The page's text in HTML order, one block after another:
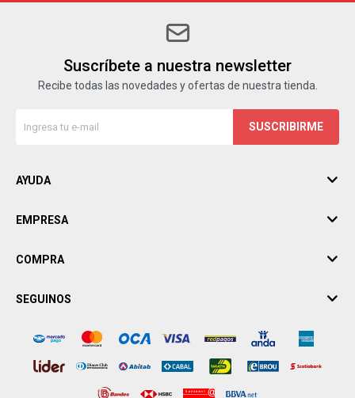
Suscríbete a nuestra newsletter
Recibe todas las novedades y ofertas de nuestra tienda.
SUSCRIBIRME
AYUDA
EMPRESA
COMPRA
SEGUINOS